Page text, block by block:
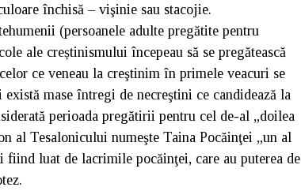
închisă – vişinie sau stacojie.
(persoanele adulte pregătite pentru
ale creștinismului începeau să se pregătească
ce veneau la creştinim în primele veacuri se
mase întregi de necreştini ce candidează la
perioada pregătirii pentru cel de-al „doilea
al Tesalonicului numeşte Taina Pocăinţei „un al
luat de lacrimile pocăinţei, care au puterea de